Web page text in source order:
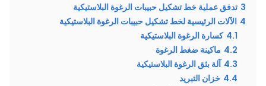
3 تدفق عملية خط تشكيل حبيبات الرغوة البلاستيكية
4 الآلات الرئيسية لخط تشكيل حبيبات الرغوة البلاستيكية
4.1 كسارة الرغوة البلاستيكية
4.2 ماكينة ضغط الرغوة
4.3 آلة بثق الرغوة البلاستيكية
4.4 خزان التبريد